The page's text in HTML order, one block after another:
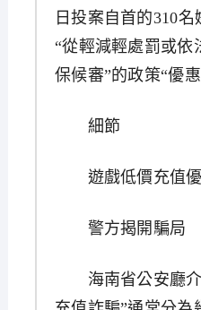
日投案自首的310
“從輕減輕處罰或依
保候審”的政策“優惠
細節
遊戲低價充值
警方揭開騙局
海南省公安廳介